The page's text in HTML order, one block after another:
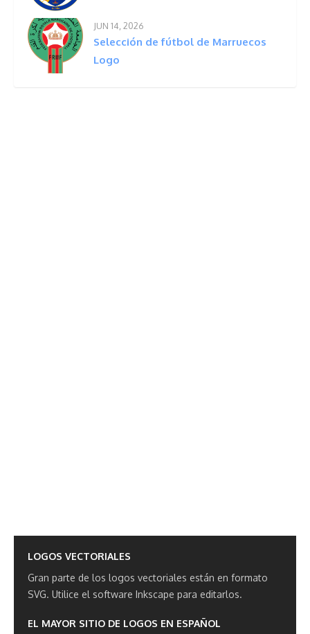
JUN 14, 2026
Selección de fútbol de Marruecos
Logo
LOGOS VECTORIALES
Gran parte de los logos vectoriales están en formato
SVG. Utilice el software Inkscape para editarlos.
EL MAYOR SITIO DE LOGOS EN ESPAÑOL